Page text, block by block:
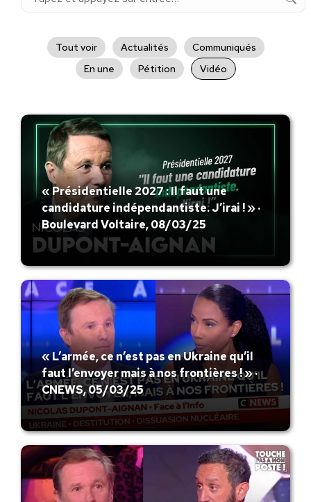
Tout voir Actualités
Communiqués
En une
Pétition Vidéo
« Présidentielle 2027 : Il faut une
candidature indépendantiste. J’irai ! » ·
Boulevard Voltaire, 08/03/25
« L’armée, ce n’est pas en Ukraine qu’il
faut l’envoyer mais à nos frontières ! » ·
CNEWS, 05/03/25